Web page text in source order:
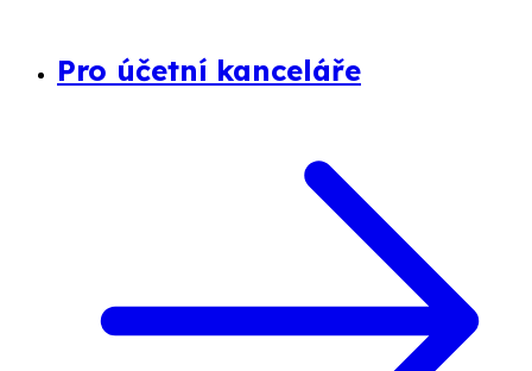
Pro účetní kanceláře